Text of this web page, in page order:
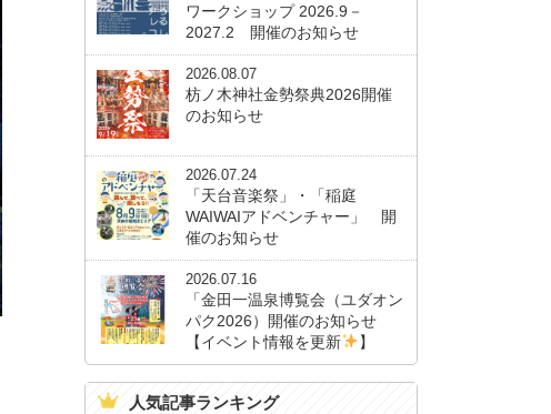
ワークショップ 2026.9－
2027.2 開催のお知らせ
2026.08.07
枋ノ木神社金勢祭典2026開催
のお知らせ
2026.07.24
「天台音楽祭」・「稲庭
WAIWAIアドベンチャー」 開
催のお知らせ
2026.07.16
「金田一温泉博覧会（ユダオン
パク2026）開催のお知らせ
【イベント情報を更新
】
人気記事ランキング